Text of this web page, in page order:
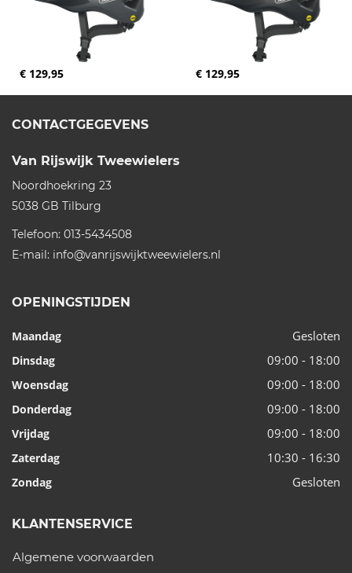
€ 129,95 € 129,95
CONTACTGEGEVENS
Van Rijswijk Tweewielers
Noordhoekring 23
5038 GB Tilburg
Telefoon: 013-5434508
E-mail: info@vanrijswijktweewielers.nl
OPENINGSTIJDEN
Maandag Gesloten
Dinsdag 09:00 - 18:00
Woensdag 09:00 - 18:00
Donderdag 09:00 - 18:00
Vrijdag 09:00 - 18:00
Zaterdag 10:30 - 16:30
Zondag Gesloten
KLANTENSERVICE
Algemene voorwaarden